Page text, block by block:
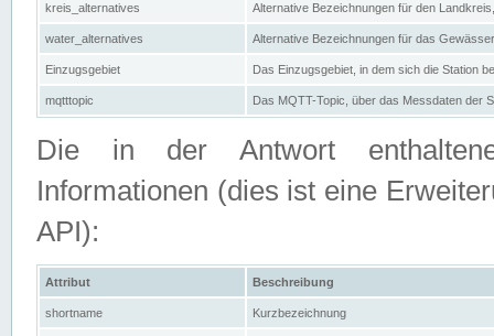
kreis_alternatives Alternative Bezeichnungen für den
water_alternatives Alternative Bezeichnungen für das
Einzugsgebiet Das Einzugsgebiet, in dem sich die Station
mqtttopic Das MQTT-Topic, über das Messdaten der
Die in der Antwort
Informationen (dies ist eine
API):
Attribut Beschreibung
shortname Kurzbezeichnung